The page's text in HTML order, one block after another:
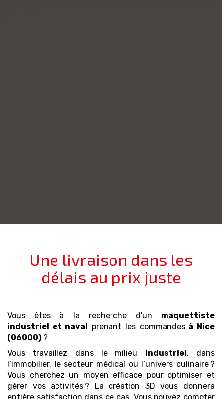
Une livraison dans les
délais au prix juste
Vous êtes à la recherche d'un maquettiste
industriel et naval prenant les commandes à Nice
(06000) ?
Vous travaillez dans le milieu industriel, dans
l’immobilier, le secteur médical ou l’univers culinaire ?
Vous cherchez un moyen efficace pour optimiser et
gérer vos activités ? La création 3D vous donnera
entière satisfaction dans ce cas. Vous pouvez compter